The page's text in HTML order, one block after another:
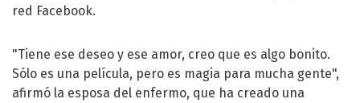
red Facebook.
"Tiene ese deseo y ese amor, creo que es algo bonito.
Sólo es una película, pero es magia para mucha gente",
afirmó la esposa del enfermo, que ha creado una